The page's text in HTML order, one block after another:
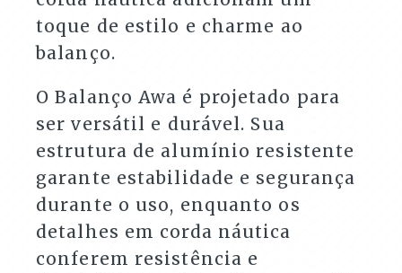
toque de estilo e charme ao
balanço.
O Balanço Awa é projetado para
ser versátil e durável. Sua
estrutura de alumínio resistente
garante estabilidade e segurança
durante o uso, enquanto os
detalhes em corda náutica
conferem resistência e